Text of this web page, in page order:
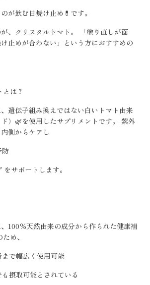
が飲む日焼け止め💊です。
、クリスタルトマト。 「塗り直しが面
止めが合わない」という方におすすめの
は？
遺伝子組み換えではない白いトマト由来
）🌿を使用したサプリメントです。 紫外
側からケアし
防
サポートします。
100％天然由来の成分から作られた健康補
め、
で幅広く使用可能
摂取可能とされている